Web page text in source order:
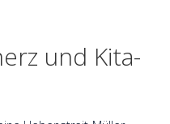
und Kita-